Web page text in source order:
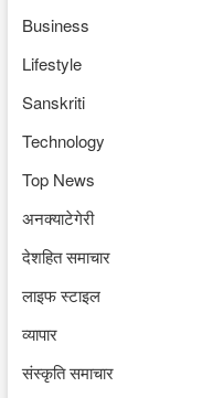
Business
Lifestyle
Sanskriti
Technology
Top News
अनक्याटेगेरी
देशहित समाचार
लाइफ स्टाइल
व्यापार
संस्कृति समाचार